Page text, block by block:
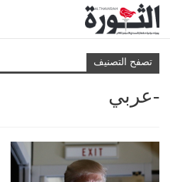
تصفح التصنيف
-عربي